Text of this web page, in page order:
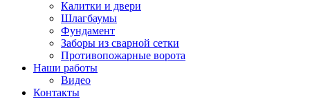
Калитки и двери
Шлагбаумы
Фундамент
Заборы из сварной сетки
Противопожарные ворота
Наши работы
Видео
Контакты